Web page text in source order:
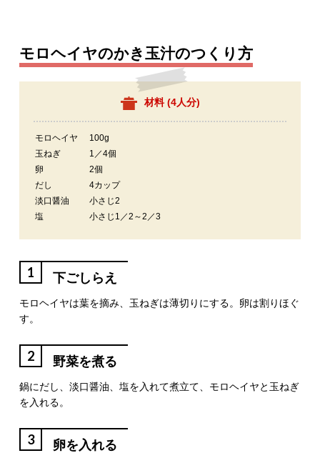
モロヘイヤのかき玉汁のつくり方
材料 (4人分)
モロヘイヤ
100g
玉ねぎ
1／4個
卵
2個
だし
4カップ
淡口醤油
小さじ2
塩
小さじ1／2～2／3
1 下ごしらえ
モロヘイヤは葉を摘み、玉ねぎは薄切りにする。卵は割りほぐ
す。
2 野菜を煮る
鍋にだし、淡口醤油、塩を入れて煮立て、モロヘイヤと玉ねぎ
を入れる。
3 卵を入れる